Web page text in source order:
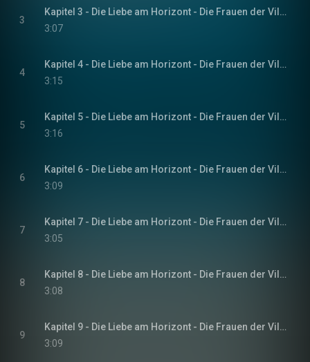
3
Kapitel 3 - Die Liebe am Horizont - Die Frauen der Villa Sommerwind, Band 3
3:07
4
Kapitel 4 - Die Liebe am Horizont - Die Frauen der Villa Sommerwind, Band 3
3:15
5
Kapitel 5 - Die Liebe am Horizont - Die Frauen der Villa Sommerwind, Band 3
3:16
6
Kapitel 6 - Die Liebe am Horizont - Die Frauen der Villa Sommerwind, Band 3
3:09
7
Kapitel 7 - Die Liebe am Horizont - Die Frauen der Villa Sommerwind, Band 3
3:05
8
Kapitel 8 - Die Liebe am Horizont - Die Frauen der Villa Sommerwind, Band 3
3:08
9
Kapitel 9 - Die Liebe am Horizont - Die Frauen der Villa Sommerwind, Band 3
3:09